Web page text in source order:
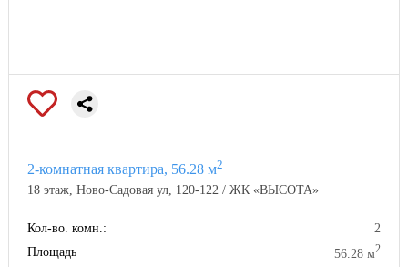
2-комнатная квартира, 56.28 м2
18 этаж, Ново-Садовая ул, 120-122 / ЖК «ВЫСОТА»
Кол-во. комн.:
2
Площадь
56.28 м2